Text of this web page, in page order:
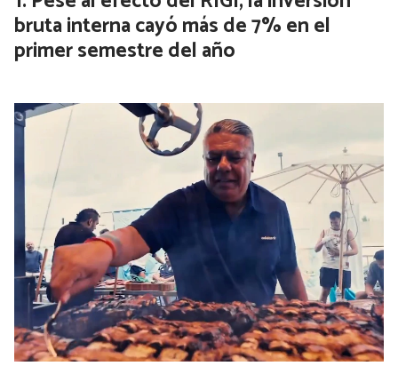
bruta interna cayó más de 7% en el
primer semestre del año